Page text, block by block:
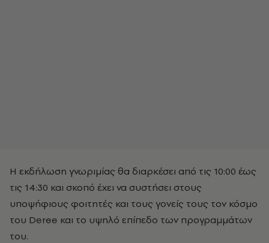
Η εκδήλωση γνωριμίας θα διαρκέσει από τις 10:00 έως
τις 14:30 και σκοπό έχει να συστήσει στους
υποψήφιους φοιτητές και τους γονείς τους τον κόσμο
του Deree και το υψηλό επίπεδο των προγραμμάτων
του.